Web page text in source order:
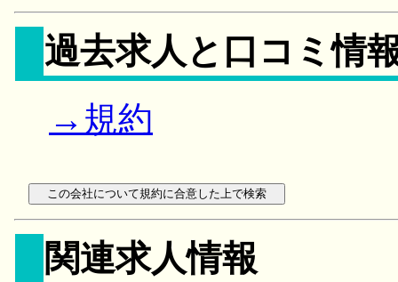
過去求人と口コミ情
→規約
関連求人情報